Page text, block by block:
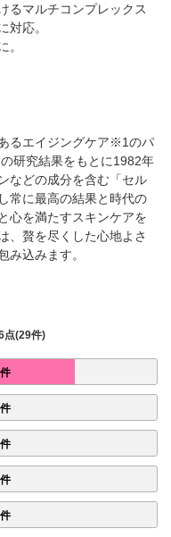
るマルチコンプレックス
対応。
。
るエイジングケア※1のパ
研究結果をもとに1982年
などの成分を含む「セル
常に最高の結果と時代の
心を満たすスキンケアを
、贅を尽くした心地よさ
み込みます。
点(29件)